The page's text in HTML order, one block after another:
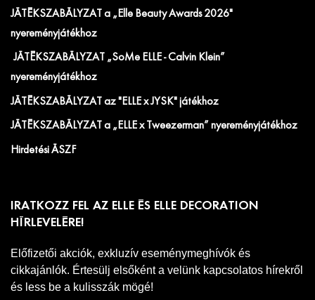
JÁTÉKSZABÁLYZAT a „Elle Beauty Awards 2026"
nyereményjátékhoz
JÁTÉKSZABÁLYZAT „SoMe ELLE - Calvin Klein”
nyereményjátékhoz
JÁTÉKSZABÁLYZAT az "ELLE x JYSK" játékhoz
JÁTÉKSZABÁLYZAT a „ELLE x Tweezerman” nyereményjátékhoz
Hirdetési ÁSZF
IRATKOZZ FEL AZ ELLE ÉS ELLE DECORATION
HÍRLEVELÉRE!
Előfizetői akciók, exkluzív eseménymeghívók és
cikkajánlók. Értesülj elsőként a velünk kapcsolatos hírekről
és less be a kulisszák mögé!